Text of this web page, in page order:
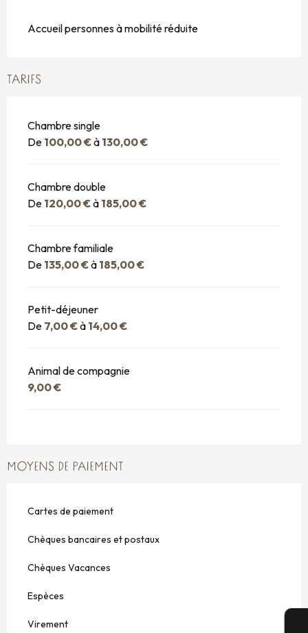
Accueil personnes à mobilité réduite
TARIFS
Chambre single
De 100,00 €à 130,00 €
Chambre double
De 120,00 €à 185,00 €
Chambre familiale
De 135,00 €à 185,00 €
Petit-déjeuner
De 7,00 €à 14,00 €
Animal de compagnie
9,00 €
MOYENS DE PAIEMENT
Cartes de paiement
Chèques bancaires et postaux
Chèques Vacances
Espèces
Virement